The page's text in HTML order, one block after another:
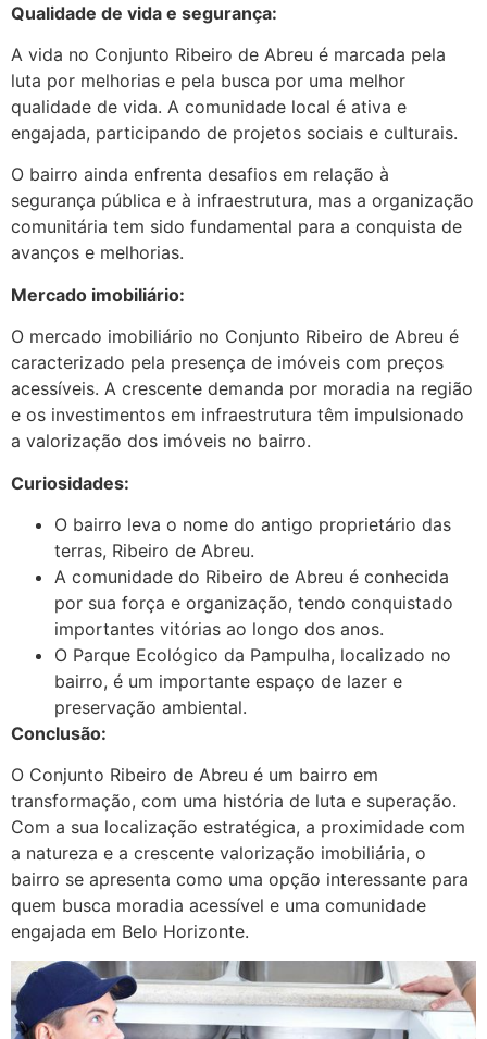
Qualidade de vida e segurança:
A vida no Conjunto Ribeiro de Abreu é marcada pela
luta por melhorias e pela busca por uma melhor
qualidade de vida. A comunidade local é ativa e
engajada, participando de projetos sociais e culturais.
O bairro ainda enfrenta desafios em relação à
segurança pública e à infraestrutura, mas a organização
comunitária tem sido fundamental para a conquista de
avanços e melhorias.
Mercado imobiliário:
O mercado imobiliário no Conjunto Ribeiro de Abreu é
caracterizado pela presença de imóveis com preços
acessíveis. A crescente demanda por moradia na região
e os investimentos em infraestrutura têm impulsionado
a valorização dos imóveis no bairro.
Curiosidades:
O bairro leva o nome do antigo proprietário das
terras, Ribeiro de Abreu.
A comunidade do Ribeiro de Abreu é conhecida
por sua força e organização, tendo conquistado
importantes vitórias ao longo dos anos.
O Parque Ecológico da Pampulha, localizado no
bairro, é um importante espaço de lazer e
preservação ambiental.
Conclusão:
O Conjunto Ribeiro de Abreu é um bairro em
transformação, com uma história de luta e superação.
Com a sua localização estratégica, a proximidade com
a natureza e a crescente valorização imobiliária, o
bairro se apresenta como uma opção interessante para
quem busca moradia acessível e uma comunidade
engajada em Belo Horizonte.